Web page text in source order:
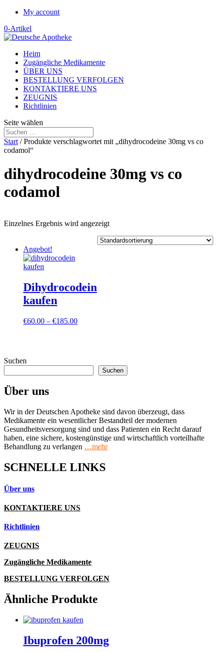
My account
0-Artikel
Heim
Zugängliche Medikamente
ÜBER UNS
BESTELLUNG VERFOLGEN
KONTAKTIERE UNS
ZEUGNIS
Richtlinien
Seite wählen
Start / Produkte verschlagwortet mit „dihydrocodeine 30mg vs co
codamol“
dihydrocodeine 30mg vs co
codamol
Einzelnes Ergebnis wird angezeigt
Angebot!
Dihydrocodein
kaufen
€60.00 – €185.00Preisspanne:
Suchen
Suchen
Über uns
Wir in der Deutschen Apotheke sind davon überzeugt, dass
Medikamente ein wesentlicher Bestandteil der modernen
Gesundheitsversorgung sind und dass Patienten ein Recht darauf
haben, eine sichere, kostengünstige und wirtschaftlich vorteilhafte
Behandlung zu verlangen …mehr
SCHNELLE LINKS
Über uns
KONTAKTIERE UNS
Richtlinien
ZEUGNIS
Zugängliche Medikamente
BESTELLUNG VERFOLGEN
Ähnliche Produkte
Ibuprofen 200mg